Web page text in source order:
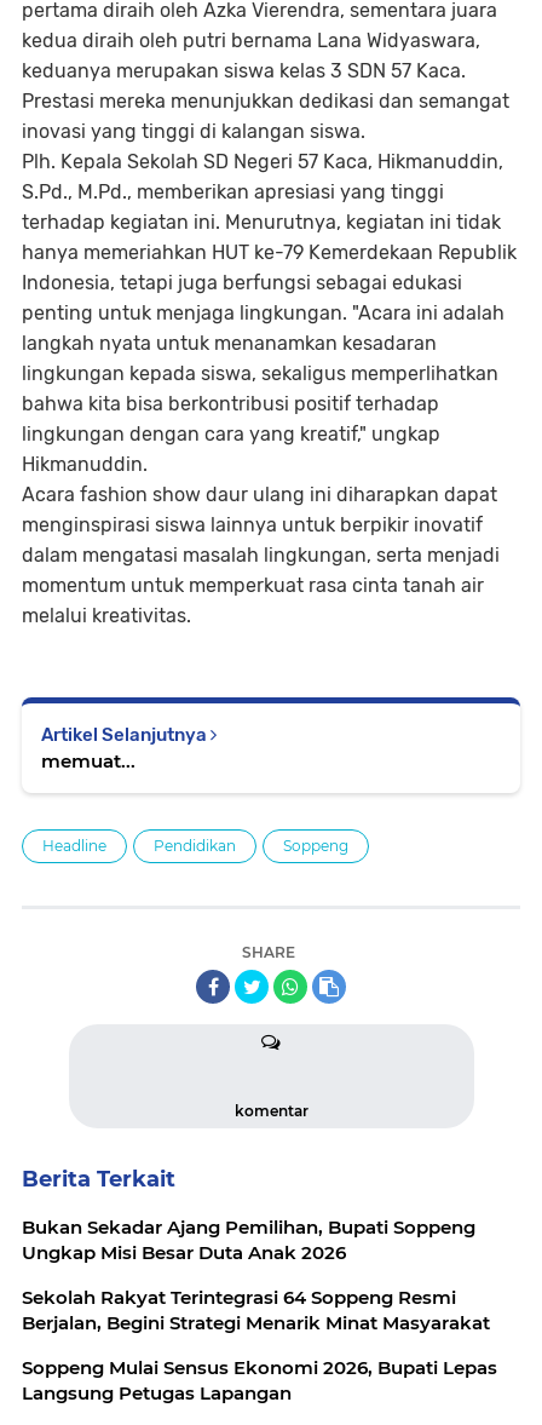
pertama diraih oleh Azka Vierendra, sementara juara
kedua diraih oleh putri bernama Lana Widyaswara,
keduanya merupakan siswa kelas 3 SDN 57 Kaca.
Prestasi mereka menunjukkan dedikasi dan semangat
inovasi yang tinggi di kalangan siswa.
Plh. Kepala Sekolah SD Negeri 57 Kaca, Hikmanuddin,
S.Pd., M.Pd., memberikan apresiasi yang tinggi
terhadap kegiatan ini. Menurutnya, kegiatan ini tidak
hanya memeriahkan HUT ke-79 Kemerdekaan Republik
Indonesia, tetapi juga berfungsi sebagai edukasi
penting untuk menjaga lingkungan. "Acara ini adalah
langkah nyata untuk menanamkan kesadaran
lingkungan kepada siswa, sekaligus memperlihatkan
bahwa kita bisa berkontribusi positif terhadap
lingkungan dengan cara yang kreatif," ungkap
Hikmanuddin.
Acara fashion show daur ulang ini diharapkan dapat
menginspirasi siswa lainnya untuk berpikir inovatif
dalam mengatasi masalah lingkungan, serta menjadi
momentum untuk memperkuat rasa cinta tanah air
melalui kreativitas.
Artikel Selanjutnya
memuat...
Headline Pendidikan Soppeng
SHARE
komentar
Berita Terkait
Bukan Sekadar Ajang Pemilihan, Bupati Soppeng
Ungkap Misi Besar Duta Anak 2026
Sekolah Rakyat Terintegrasi 64 Soppeng Resmi
Berjalan, Begini Strategi Menarik Minat Masyarakat
Soppeng Mulai Sensus Ekonomi 2026, Bupati Lepas
Langsung Petugas Lapangan